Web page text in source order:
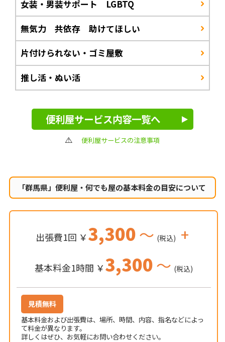
女装・男装サポート LGBTQ
無気力 共依存 助けてほしい
片付けられない・ゴミ屋敷
推し活・ぬい活
便利屋サービス内容一覧へ
便利屋サービスの注意事項
「群馬県」便利屋・何でも屋の基本料金の目安について
出張費1回 ￥3,300～ (税込) +
基本料金1時間 ￥3,300～ (税込)
見積無料
基本料金および出張費は、場所、時間、内容、指名などによっ
て料金が異なります。
詳しくはぜひ、お気軽にお問い合わせください。